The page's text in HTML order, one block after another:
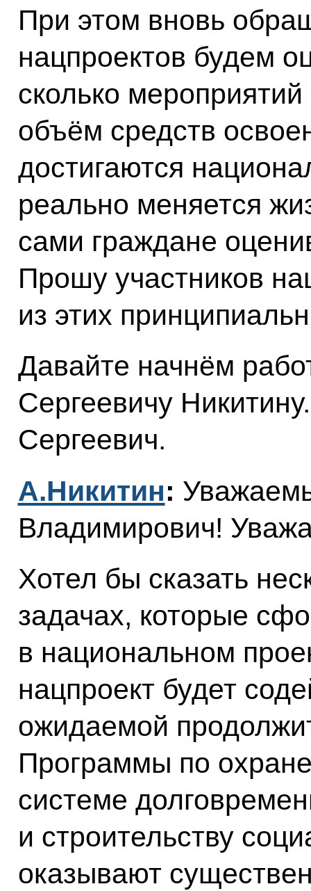
При этом вновь
нацпроектов будем
сколько
объём средств
достигаются
реально меняется
сами граждане
Прошу участников
из этих
Давайте начнём
Сергеевичу
Сергеевич.
А.Никитин:
Владимирович!
Хотел бы сказать
задачах, которые
в национальном
нацпроект будет
ожидаемой
Программы по
системе
и строительству
оказывают